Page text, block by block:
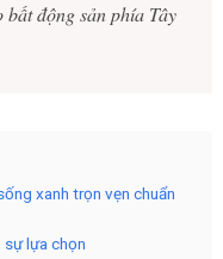
động sản phía Tây
xanh trọn vẹn chuẩn
sự lựa chọn